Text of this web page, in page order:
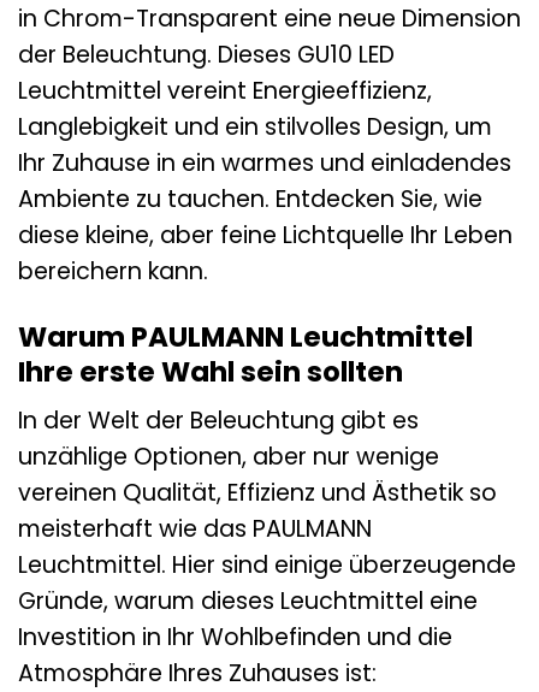
in Chrom-Transparent eine neue Dimension
der Beleuchtung. Dieses GU10 LED
Leuchtmittel vereint Energieeffizienz,
Langlebigkeit und ein stilvolles Design, um
Ihr Zuhause in ein warmes und einladendes
Ambiente zu tauchen. Entdecken Sie, wie
diese kleine, aber feine Lichtquelle Ihr Leben
bereichern kann.
Warum PAULMANN Leuchtmittel
Ihre erste Wahl sein sollten
In der Welt der Beleuchtung gibt es
unzählige Optionen, aber nur wenige
vereinen Qualität, Effizienz und Ästhetik so
meisterhaft wie das PAULMANN
Leuchtmittel. Hier sind einige überzeugende
Gründe, warum dieses Leuchtmittel eine
Investition in Ihr Wohlbefinden und die
Atmosphäre Ihres Zuhauses ist: